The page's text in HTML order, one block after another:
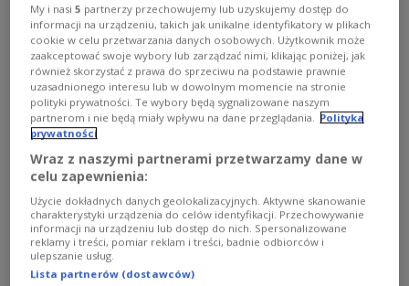
Trasa "Lato z Radiem i Telewizją
Polską" zawita do Elbląga. Na scenie m.in.
VOX i Anna Wyszkoni
Wakacyjna Trasa "Lato z Radiem i Telewizją Polską"
nabiera rozpędu. Po Zakopanem i Raciborzu przyszedł
czas na Elbląg. Na scenie znów pojawi się plejada
polskich gwiazd, a wśród nich m.in. zespół VOX oraz
Anna Wyszkoni.
Zobacz więcej na temat: VOX Anna Wyszkoni
Patryk Michalski Elbląg Lato z Radiem
Lato z Radiem 2024
Wilki Golden Life Natasza Urbańska Sarsa Kobranocka
ewelina lisowska
Katarzyna Pakosińska Piotr Wojdyło
My i nasi5 partnerzy przechowujemy lub uzyskujemy dostęp do
informacji na urządzeniu, takich jak unikalne identyfikatory w plikach
cookie w celu przetwarzania danych osobowych. Użytkownik może
zaakceptować swoje wybory lub zarządzać nimi, klikając poniżej, jak
również skorzystać z prawa do sprzeciwu na podstawie prawnie
uzasadnionego interesu lub w dowolnym momencie na stronie
polityki prywatności. Te wybory będą sygnalizowane naszym
partnerom i nie będą miały wpływu na dane przeglądania.
Polityka
prywatności
Wraz z naszymi partnerami przetwarzamy dane w
celu zapewnienia:
Użycie dokładnych danych geolokalizacyjnych. Aktywne skanowanie
charakterystyki urządzenia do celów identyfikacji. Przechowywanie
informacji na urządzeniu lub dostęp do nich. Spersonalizowane
reklamy i treści, pomiar reklam i treści, badnie odbiorców i
ulepszanie usług.
Lista partnerów (dostawców)